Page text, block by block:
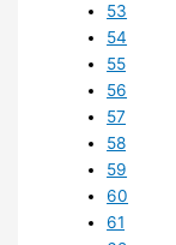
53
54
55
56
57
58
59
60
61